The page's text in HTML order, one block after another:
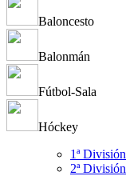
Baloncesto
Balonmán
Fútbol-Sala
Hóckey
1ª División
2ª División